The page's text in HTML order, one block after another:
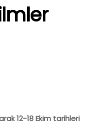
12-18 Ekim tarihleri